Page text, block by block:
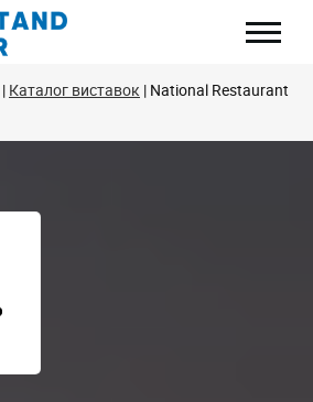
Каталог виставок National Restaurant